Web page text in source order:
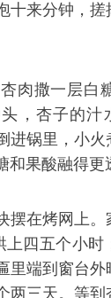
十来分钟，
肉撒一层白
，杏子的汁
进锅里，小火
果酸融得更
摆在烤网上。
上四五个小时
里端到窗台外
两三天。等